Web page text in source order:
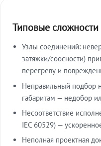
Типовые сложности
Узлы соединений:
затяжки/соосности)
перегреву и
Неправильный подбор
габаритам — недобор
Несоответствие
IEC 60529) —
Неполная проектная